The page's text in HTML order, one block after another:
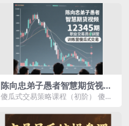
陈向忠弟子愚者智慧期货视频
12345期职业交易员训练营傻
傻瓜式交易策略课程（初阶） 傻瓜
易策略课程（中阶...